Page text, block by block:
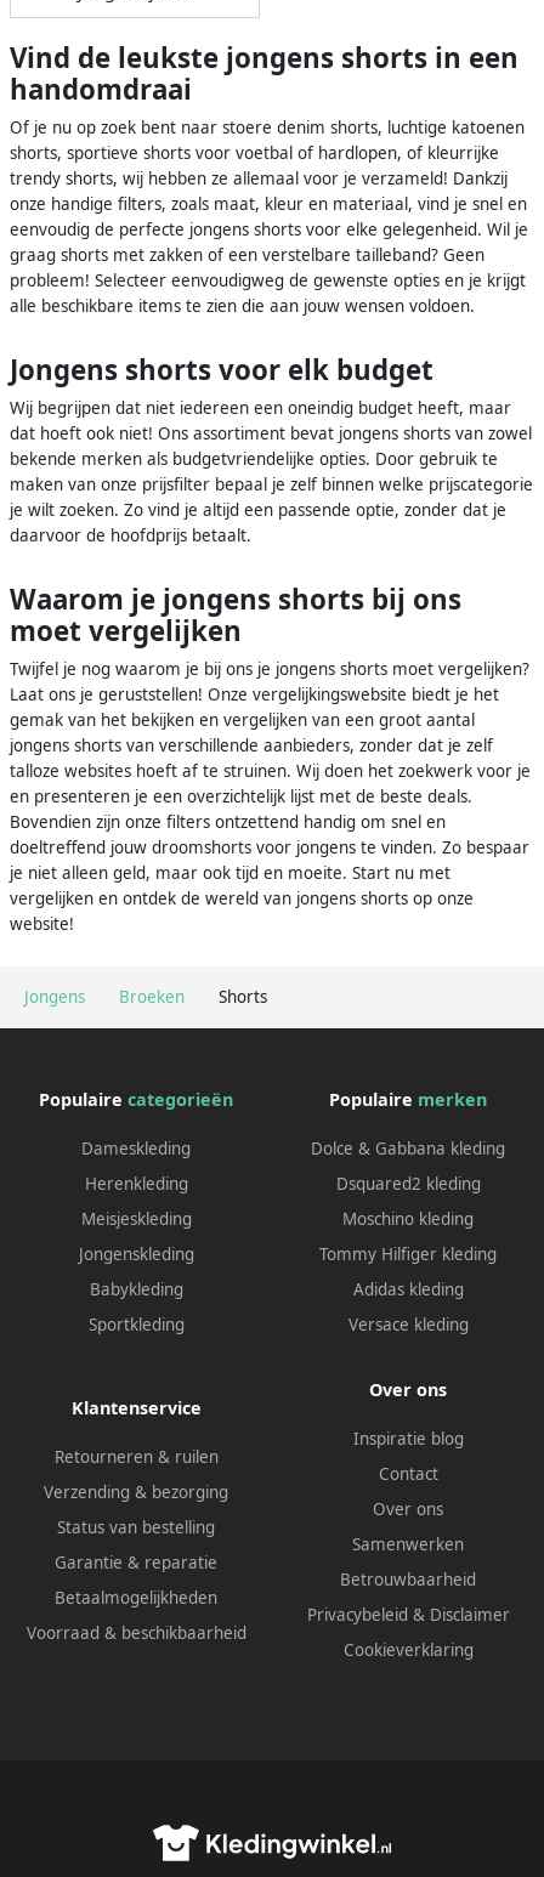
Jongens Broeken Shorts
Vind de leukste jongens shorts in een
handomdraai
Of je nu op zoek bent naar stoere denim shorts, luchtige katoenen
shorts, sportieve shorts voor voetbal of hardlopen, of kleurrijke
trendy shorts, wij hebben ze allemaal voor je verzameld! Dankzij
onze handige filters, zoals maat, kleur en materiaal, vind je snel en
eenvoudig de perfecte jongens shorts voor elke gelegenheid. Wil je
graag shorts met zakken of een verstelbare tailleband? Geen
probleem! Selecteer eenvoudigweg de gewenste opties en je krijgt
alle beschikbare items te zien die aan jouw wensen voldoen.
Jongens shorts voor elk budget
Wij begrijpen dat niet iedereen een oneindig budget heeft, maar
dat hoeft ook niet! Ons assortiment bevat jongens shorts van zowel
bekende merken als budgetvriendelijke opties. Door gebruik te
maken van onze prijsfilter bepaal je zelf binnen welke prijscategorie
je wilt zoeken. Zo vind je altijd een passende optie, zonder dat je
daarvoor de hoofdprijs betaalt.
Waarom je jongens shorts bij ons
moet vergelijken
Twijfel je nog waarom je bij ons je jongens shorts moet vergelijken?
Laat ons je geruststellen! Onze vergelijkingswebsite biedt je het
gemak van het bekijken en vergelijken van een groot aantal
jongens shorts van verschillende aanbieders, zonder dat je zelf
talloze websites hoeft af te struinen. Wij doen het zoekwerk voor je
en presenteren je een overzichtelijk lijst met de beste deals.
Bovendien zijn onze filters ontzettend handig om snel en
doeltreffend jouw droomshorts voor jongens te vinden. Zo bespaar
je niet alleen geld, maar ook tijd en moeite. Start nu met
vergelijken en ontdek de wereld van jongens shorts op onze
website!
Populaire categorieën
Dameskleding
Herenkleding
Meisjeskleding
Jongenskleding
Babykleding
Sportkleding
Populaire merken
Dolce & Gabbana kleding
Dsquared2 kleding
Moschino kleding
Tommy Hilfiger kleding
Adidas kleding
Versace kleding
Klantenservice
Retourneren & ruilen
Verzending & bezorging
Status van bestelling
Garantie & reparatie
Betaalmogelijkheden
Voorraad & beschikbaarheid
Over ons
Inspiratie blog
Contact
Over ons
Samenwerken
Betrouwbaarheid
Privacybeleid & Disclaimer
Cookieverklaring